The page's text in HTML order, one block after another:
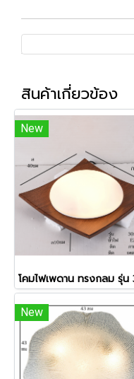
สินค้าเกี่ยวข้อง
New
New